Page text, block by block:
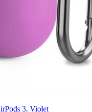
3, Violet